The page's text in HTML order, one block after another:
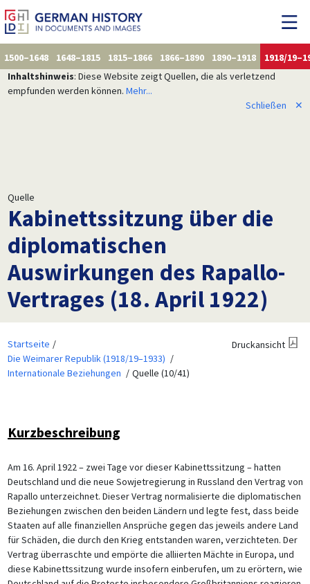
1500–1648 1648–1815 1815–1866 1866–1890 1890–1918
1918/
Inhaltshinweis: Diese Website zeigt Quellen, die als verletzend
empfunden werden können. Mehr...
Schließen
✕
Quelle
Kabinettssitzung über die
diplomatischen
Auswirkungen des Rapallo-
Vertrages (18. April 1922)
Startseite
Die Weimarer Republik (1918/19–1933)
Internationale Beziehungen
Quelle (10/41)
Druckansicht
Kurzbeschreibung
Am 16. April 1922 – zwei Tage vor dieser Kabinettssitzung – hatten
Deutschland und die neue Sowjetregierung in Russland den Vertrag von
Rapallo unterzeichnet. Dieser Vertrag normalisierte die diplomatischen
Beziehungen zwischen den beiden Ländern und legte fest, dass beide
Staaten auf alle finanziellen Ansprüche gegen das jeweils andere Land
für Schäden, die durch den Krieg entstanden waren, verzichteten. Der
Vertrag überraschte und empörte die alliierten Mächte in Europa, und
diese Kabinettssitzung wurde insofern einberufen, um zu erörtern, wie